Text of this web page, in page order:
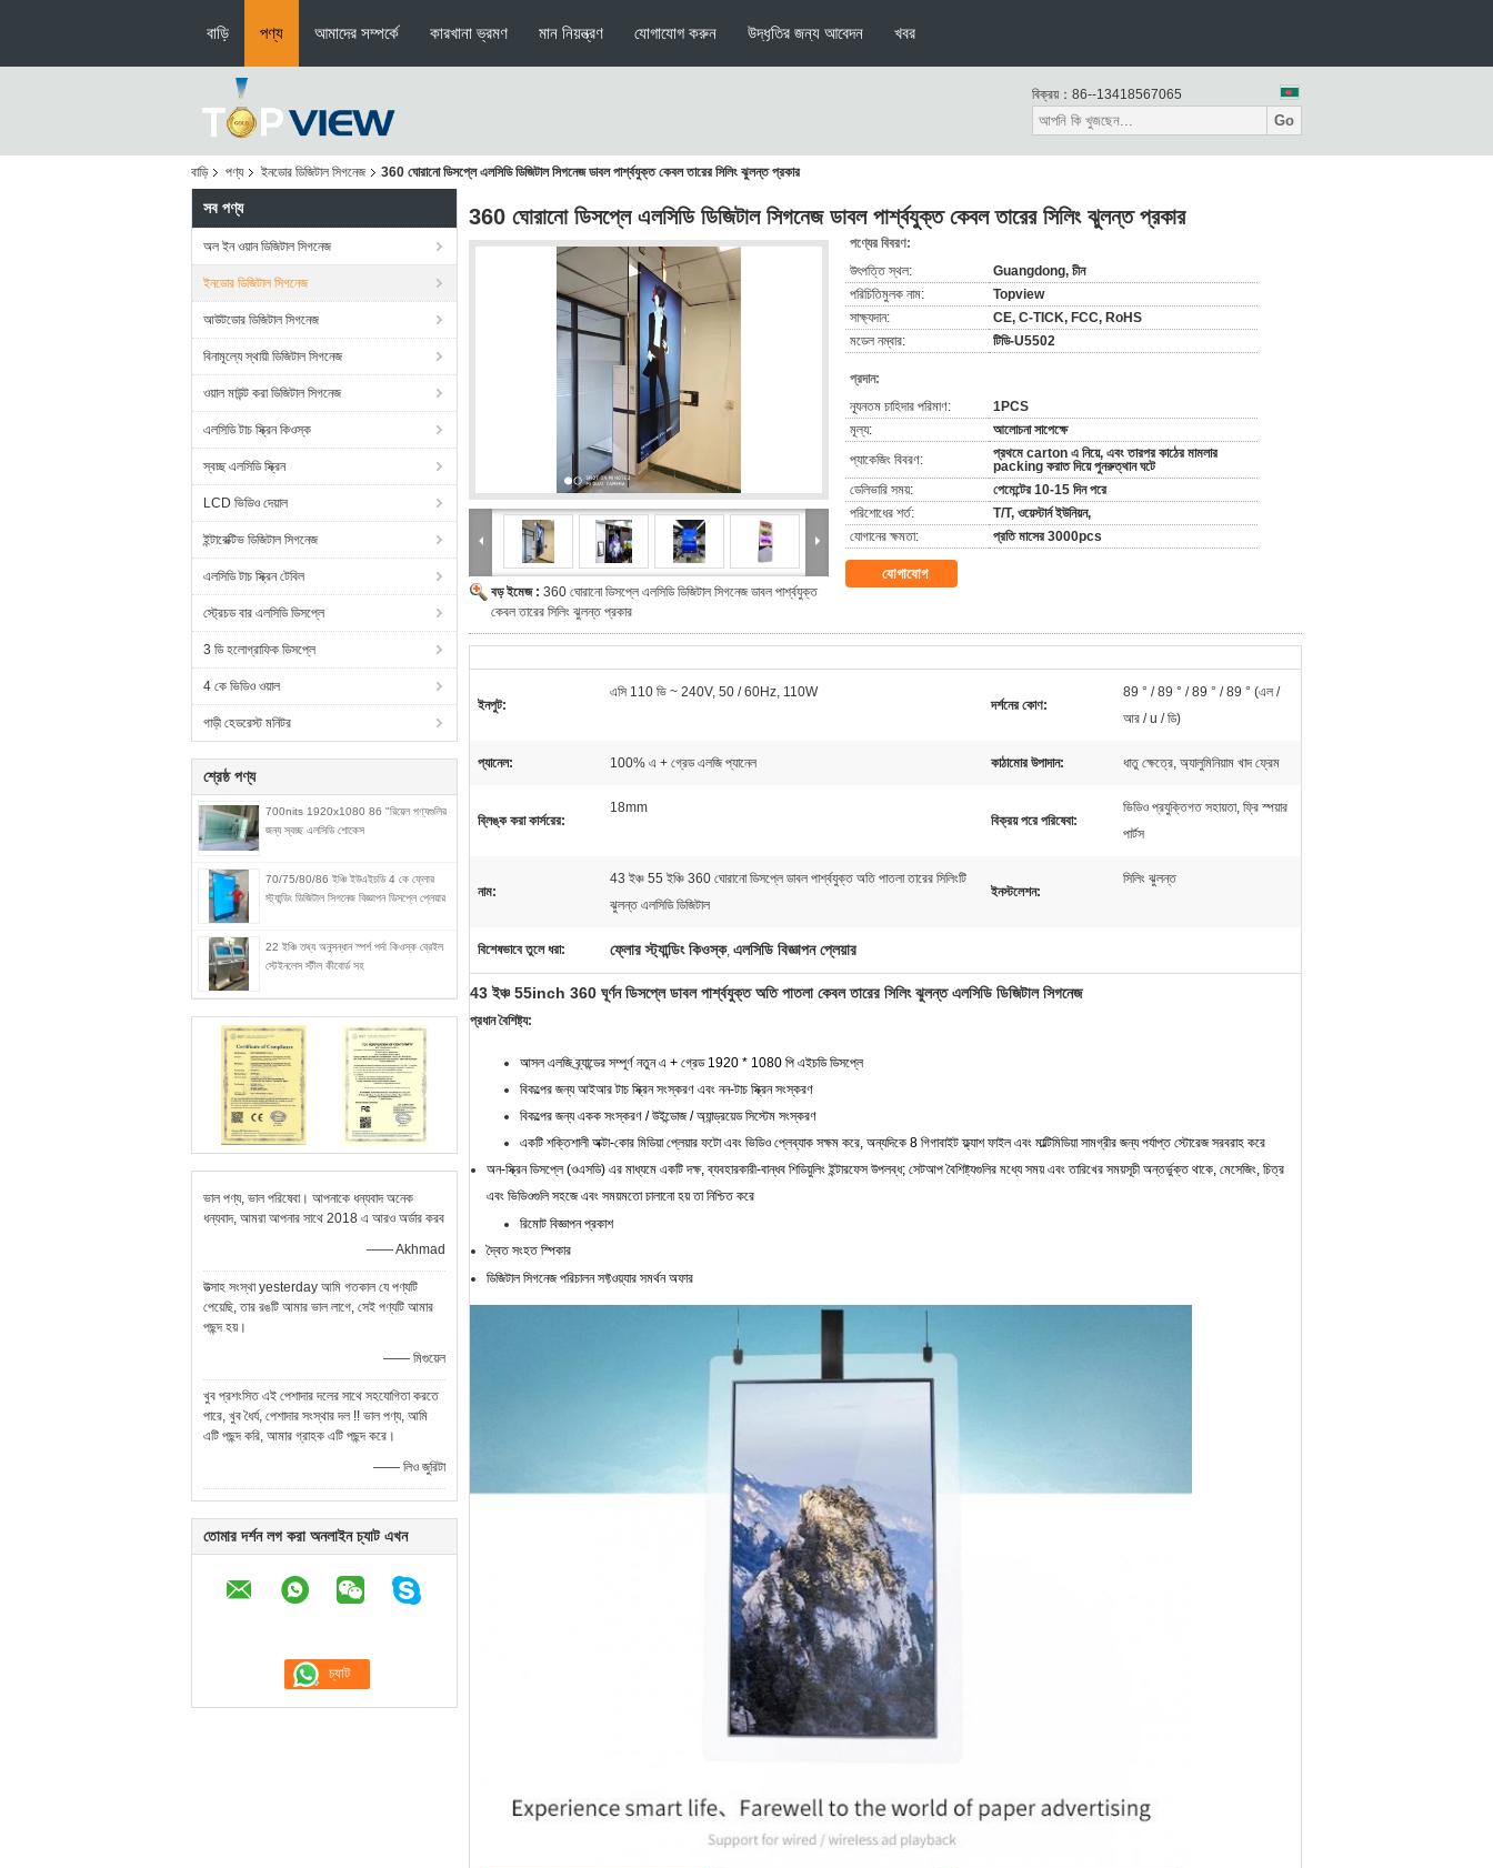
বাড়ি পণ্য আমাদের সম্পর্কে কারখানা ভ্রমণ মান নিয়ন্ত্রণ যোগাযোগ করুন উদ্ধৃতির জন্য আবেদন খবর
বিক্রয়： 86--13418567065
Go
বাড়ি পণ্য ইনডোর ডিজিটাল সিগনেজ 360 ঘোরানো ডিসপ্লে এলসিডি ডিজিটাল সিগনেজ ডাবল পার্শ্বযুক্ত কেবল তারের সিলিং ঝুলন্ত প্রকার
সব পণ্য
অল ইন ওয়ান ডিজিটাল সিগনেজ
ইনডোর ডিজিটাল সিগনেজ
আউটডোর ডিজিটাল সিগনেজ
বিনামূল্যে স্থায়ী ডিজিটাল সিগনেজ
ওয়াল মাউন্ট করা ডিজিটাল সিগনেজ
এলসিডি টাচ স্ক্রিন কিওস্ক
স্বচ্ছ এলসিডি স্ক্রিন
LCD ভিডিও দেয়াল
ইন্টারেক্টিভ ডিজিটাল সিগনেজ
এলসিডি টাচ স্ক্রিন টেবিল
স্ট্রেচড বার এলসিডি ডিসপ্লে
3 ডি হলোগ্রাফিক ডিসপ্লে
4 কে ভিডিও ওয়াল
গাড়ী হেডরেস্ট মনিটর
শ্রেষ্ঠ পণ্য
700nits 1920x1080 86 "রিয়েল পণ্যগুলির
জন্য স্বচ্ছ এলসিডি শোকেস
70/75/80/86 ইঞ্চি ইউএইচডি 4 কে ফ্লোর
স্ট্যান্ডিং ডিজিটাল সিগনেজ বিজ্ঞাপন ডিসপ্লে প্লেয়ার
22 ইঞ্চি তথ্য অনুসন্ধান স্পর্শ পর্দা কিওস্ক ব্রেইল
স্টেইনলেস স্টীল কীবোর্ড সহ
ভাল পণ্য, ভাল পরিষেবা। আপনাকে ধন্যবাদ অনেক
ধন্যবাদ, আমরা আপনার সাথে 2018 এ আরও অর্ডার করব
—— Akhmad
উত্সাহ সংস্থা yesterday আমি গতকাল যে পণ্যটি
পেয়েছি, তার রঙটি আমার ভাল লাগে, সেই পণ্যটি আমার
পছন্দ হয়।
—— মিগুয়েল
খুব প্রশংসিত এই পেশাদার দলের সাথে সহযোগিতা করতে
পারে, খুব ধৈর্য, ​​পেশাদার সংস্থার দল !! ভাল পণ্য, আমি
এটি পছন্দ করি, আমার গ্রাহক এটি পছন্দ করে।
—— লিও জুরিটা
তোমার দর্শন লগ করা অনলাইন চ্যাট এখন
360 ঘোরানো ডিসপ্লে এলসিডি ডিজিটাল সিগনেজ ডাবল পার্শ্বযুক্ত কেবল তারের সিলিং ঝুলন্ত প্রকার
বড় ইমেজ : 360 ঘোরানো ডিসপ্লে এলসিডি ডিজিটাল সিগনেজ ডাবল পার্শ্বযুক্ত
কেবল তারের সিলিং ঝুলন্ত প্রকার
পণ্যের বিবরণ:
উৎপত্তি স্থল:
Guangdong, চীন
পরিচিতিমুলক নাম:
Topview
সাক্ষ্যদান:
CE, C-TICK, FCC, RoHS
মডেল নম্বার:
টিডি-U5502
প্রদান:
ন্যূনতম চাহিদার পরিমাণ:
1PCS
মূল্য:
আলোচনা সাপেক্ষে
প্যাকেজিং বিবরণ:
প্রথমে carton এ নিয়ে, এবং তারপর কাঠের মামলার
packing করাত দিয়ে পুনরুত্থান ঘটে
ডেলিভারি সময়:
পেমেন্টের 10-15 দিন পরে
পরিশোধের শর্ত:
T/T, ওয়েস্টার্ন ইউনিয়ন,
যোগানের ক্ষমতা:
প্রতি মাসের 3000pcs
যোগাযোগ
ইনপুট:
এসি 110 ভি ~ 240V, 50 / 60Hz, 110W
দর্শনের কোণ:
89 ° / 89 ° / 89 ° / 89 ° (এল /
আর / u / ডি)
প্যানেল: 100% এ + গ্রেড এলজি প্যানেল কাঠামোর উপাদান: ধাতু ক্ষেত্রে, অ্যালুমিনিয়াম খাদ ফ্রেম
ব্লিঙ্ক করা কার্সরের:
18mm
বিক্রয় পরে পরিষেবা:
ভিডিও প্রযুক্তিগত সহায়তা, ফ্রি স্পয়ার
পার্টস
নাম:
43 ইঞ্চ 55 ইঞ্চি 360 ঘোরানো ডিসপ্লে ডাবল পার্শ্বযুক্ত অতি পাতলা তারের সিলিংটি
ঝুলন্ত এলসিডি ডিজিটাল
ইনস্টলেশন:
সিলিং ঝুলন্ত
বিশেষভাবে তুলে ধরা: ফ্লোর স্ট্যান্ডিং কিওস্ক, এলসিডি বিজ্ঞাপন প্লেয়ার
43 ইঞ্চ 55inch 360 ঘূর্ণন ডিসপ্লে ডাবল পার্শ্বযুক্ত অতি পাতলা কেবল তারের সিলিং ঝুলন্ত এলসিডি ডিজিটাল সিগনেজ
প্রধান বৈশিষ্ট্য:
আসল এলজি ব্র্যান্ডের সম্পূর্ণ নতুন এ + গ্রেড 1920 * 1080 পি এইচডি ডিসপ্লে
বিকল্পের জন্য আইআর টাচ স্ক্রিন সংস্করণ এবং নন-টাচ স্ক্রিন সংস্করণ
বিকল্পের জন্য একক সংস্করণ / উইন্ডোজ / অ্যান্ড্রয়েড সিস্টেম সংস্করণ
একটি শক্তিশালী অক্টা-কোর মিডিয়া প্লেয়ার ফটো এবং ভিডিও প্লেব্যাক সক্ষম করে, অন্যদিকে 8 গিগাবাইট ফ্ল্যাশ ফাইল এবং মাল্টিমিডিয়া সামগ্রীর জন্য পর্যাপ্ত স্টোরেজ সরবরাহ করে
অন-স্ক্রিন ডিসপ্লে (ওএসডি) এর মাধ্যমে একটি দক্ষ, ব্যবহারকারী-বান্ধব শিডিয়ুলিং ইন্টারফেস উপলব্ধ; সেটআপ বৈশিষ্ট্যগুলির মধ্যে সময় এবং তারিখের সময়সূচী অন্তর্ভুক্ত থাকে, মেসেজিং, চিত্র
এবং ভিডিওগুলি সহজে এবং সময়মতো চালানো হয় তা নিশ্চিত করে
রিমোট বিজ্ঞাপন প্রকাশ
দ্বৈত সংহত স্পিকার
ডিজিটাল সিগনেজ পরিচালন সফ্টওয়্যার সমর্থন অফার